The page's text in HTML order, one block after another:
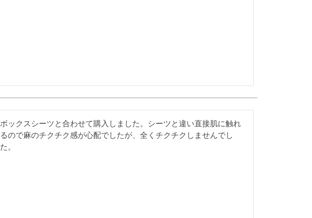
ボックスシーツと合わせて購入しました。シーツと違い直接肌に触れ
るので麻のチクチク感が心配でしたが、全くチクチクしませんでし
た。